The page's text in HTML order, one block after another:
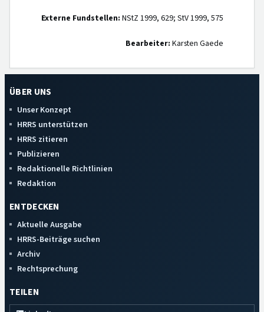
Externe Fundstellen: NStZ 1999, 629; StV 1999, 575
Bearbeiter: Karsten Gaede
ÜBER UNS
Unser Konzept
HRRS unterstützen
HRRS zitieren
Publizieren
Redaktionelle Richtlinien
Redaktion
ENTDECKEN
Aktuelle Ausgabe
HRRS-Beiträge suchen
Archiv
Rechtsprechung
TEILEN